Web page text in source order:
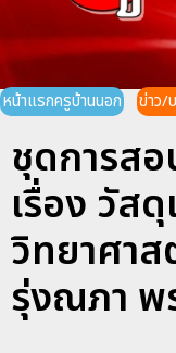
หน้าแรกครูบ้านนอก ข่าว/
ชุดการส
เรื่อง วัส
วิทยาศา
รุ่งณภา พ